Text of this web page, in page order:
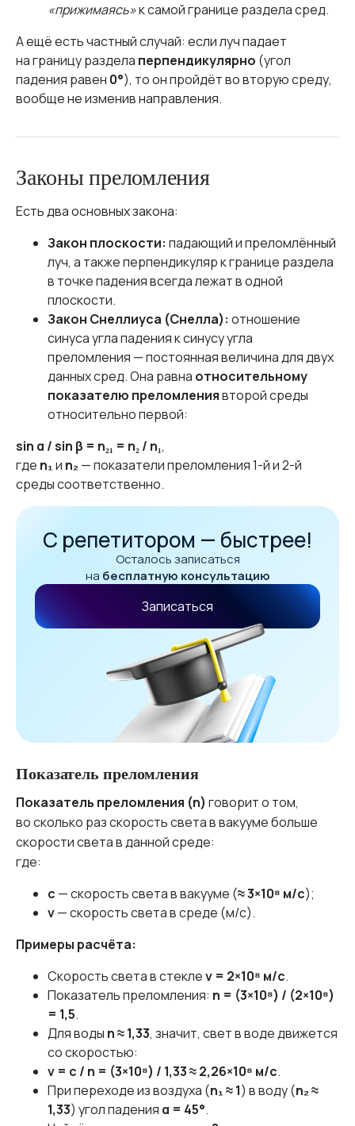
«прижимаясь»к самой границе раздела сред.
А ещё есть частный случай: если луч падает
на границу раздела перпендикулярно (угол
падения равен 0°), то он пройдёт во вторую среду,
вообще не изменив направления.
Законы преломления
Есть два основных закона:
Закон плоскости: падающий и преломлённый
луч, а также перпендикуляр к границе раздела
в точке падения всегда лежат в одной
плоскости.
Закон Снеллиуса (Снелла): отношение
синуса угла падения к синусу угла
преломления — постоянная величина для двух
данных сред. Она равна относительному
показателю преломлениявторой среды
относительно первой:
sin α / sin β = n₂₁ = n₂ / n₁,
где n₁и n₂— показатели преломления 1-й и 2-й
среды соответственно.
С репетитором — быстрее!
Осталось записаться
на бесплатную консультацию
Записаться
Показатель преломления
Показатель преломления (n) говорит о том,
во сколько раз скорость света в вакууме больше
скорости света в данной среде:
где:
c — скорость света в вакууме (≈ 3×10⁸ м/с);
v— скорость света в среде (м/с).
Примеры расчёта:
Скорость света в стеклеv = 2×10⁸ м/с.
Показатель преломления: n = (3×10⁸) / (2×10⁸)
= 1,5.
Для воды n ≈ 1,33, значит, свет в воде движется
со скоростью:
v = c / n = (3×10⁸) / 1,33 ≈ 2,26×10⁸ м/с.
При переходе из воздуха (n₁ ≈ 1) в воду (n₂ ≈
1,33) угол падения α = 45°.